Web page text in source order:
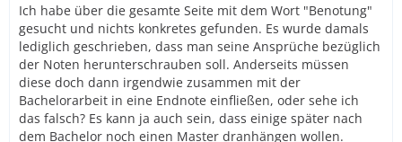
Ich habe über die gesamte Seite mit dem Wort "Benotung"
gesucht und nichts konkretes gefunden. Es wurde damals
lediglich geschrieben, dass man seine Ansprüche bezüglich
der Noten herunterschrauben soll. Anderseits müssen
diese doch dann irgendwie zusammen mit der
Bachelorarbeit in eine Endnote einfließen, oder sehe ich
das falsch? Es kann ja auch sein, dass einige später nach
dem Bachelor noch einen Master dranhängen wollen.